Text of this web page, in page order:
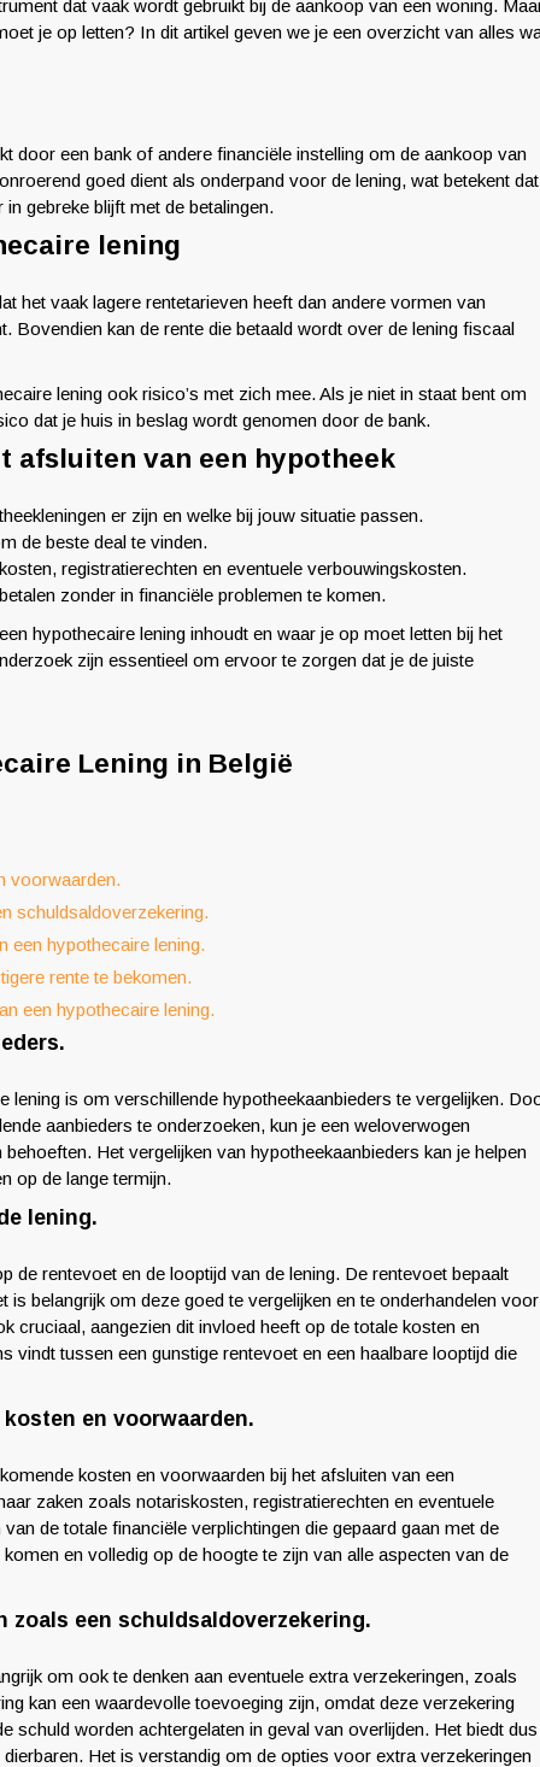
dat vaak wordt gebruikt bij de aankoop van een woning.
je op letten? In dit artikel geven we je een overzicht van alles
door een bank of andere financiële instelling om de aankoop van
goed dient als onderpand voor de lening, wat betekent dat
gebreke blijft met de betalingen.
lening
het vaak lagere rentetarieven heeft dan andere vormen van
Bovendien kan de rente die betaald wordt over de lening fiscaal
lening ook risico’s met zich mee. Als je niet in staat bent om
dat je huis in beslag wordt genomen door de bank.
afsluiten van een hypotheek
er zijn en welke bij jouw situatie passen.
de beste deal te vinden.
registratierechten en eventuele verbouwingskosten.
zonder in financiële problemen te komen.
hypothecaire lening inhoudt en waar je op moet letten bij het
zijn essentieel om ervoor te zorgen dat je de juiste
Lening in België
voorwaarden.
schuldsaldoverzekering.
een hypothecaire lening.
rente te bekomen.
een hypothecaire lening.
lening is om verschillende hypotheekaanbieders te vergelijken.
aanbieders te onderzoeken, kun je een weloverwogen
Het vergelijken van hypotheekaanbieders kan je helpen
op de lange termijn.
lening.
de rentevoet en de looptijd van de lening. De rentevoet bepaalt
is belangrijk om deze goed te vergelijken en te onderhandelen voor
cruciaal, aangezien dit invloed heeft op de totale kosten en
vindt tussen een gunstige rentevoet en een haalbare looptijd die
en voorwaarden.
kosten en voorwaarden bij het afsluiten van een
zaken zoals notariskosten, registratierechten en eventuele
de totale financiële verplichtingen die gepaard gaan met de
en volledig op de hoogte te zijn van alle aspecten van de
zoals een schuldsaldoverzekering.
om ook te denken aan eventuele extra verzekeringen, zoals
kan een waardevolle toevoeging zijn, omdat deze verzekering
schuld worden achtergelaten in geval van overlijden. Het biedt dus
Het is verstandig om de opties voor extra verzekeringen